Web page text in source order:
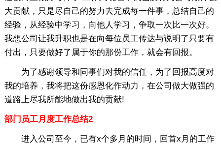
大贡献，只是尽自己的努力去完成每一件事，总结自己的
经验，从经验中学习，向他人学习，争取一次比一次好。
我想公司让我升职也是在向每位员工传达与说明了只要有
付出，只要做好了属于你的那份工作，就会有回报。
为了感谢领导和同事们对我的信任，为了回报高度对
我的培养，我将把这份感恩化作动力，在公司做大做强的
道路上尽我所能地做出我的贡献!
部门员工月度工作总结2
进入公司至今，已有x个多月的时间，回首x月的工作